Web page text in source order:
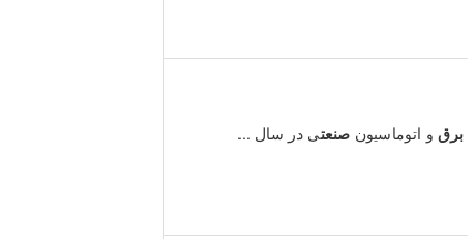
برق و اتوماسیون صنعتی در سال ...